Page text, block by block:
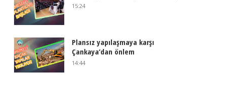
15:24
Plansız yapılaşmaya karşı
Çankaya’dan önlem
14:44